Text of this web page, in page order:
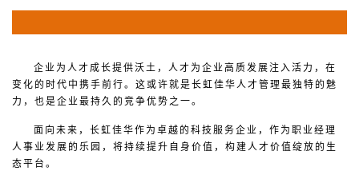
企业为人才成长提供沃土，人才为企业高质发展注入活力，在
变化的时代中携手前行。这或许就是长虹佳华人才管理最独特的魅
力，也是企业最持久的竞争优势之一。
面向未来，长虹佳华作为卓越的科技服务企业，作为职业经理
人事业发展的乐园，将持续提升自身价值，构建人才价值绽放的生
态平台。